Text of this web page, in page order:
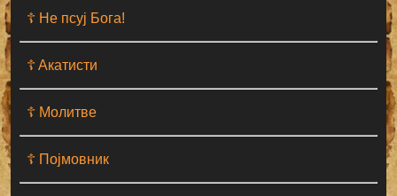
☦ Не псуј Бога!
☦ Aкатисти
☦ Молитве
☦ Појмовник